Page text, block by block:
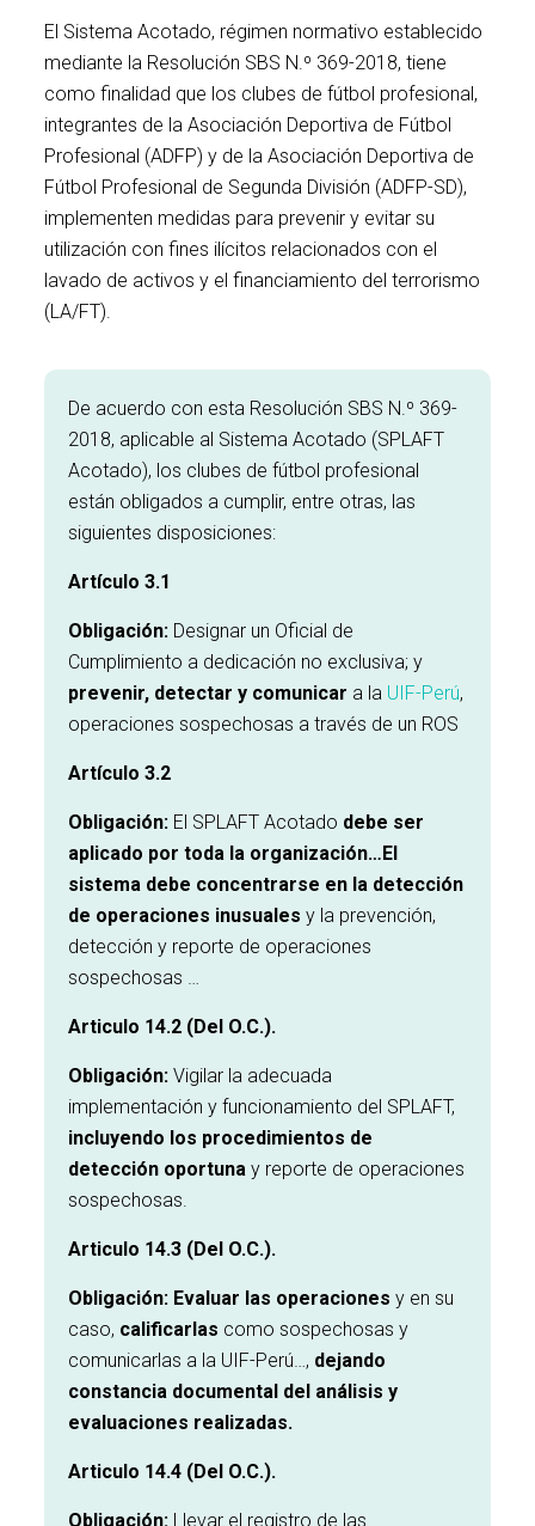
El Sistema Acotado, régimen normativo establecido
mediante la Resolución SBS N.º 369-2018, tiene
como finalidad que los clubes de fútbol profesional,
integrantes de la Asociación Deportiva de Fútbol
Profesional (ADFP) y de la Asociación Deportiva de
Fútbol Profesional de Segunda División (ADFP-SD),
implementen medidas para prevenir y evitar su
utilización con fines ilícitos relacionados con el
lavado de activos y el financiamiento del terrorismo
(LA/FT).
De acuerdo con esta Resolución SBS N.º 369-
2018, aplicable al Sistema Acotado (SPLAFT
Acotado), los clubes de fútbol profesional
están obligados a cumplir, entre otras, las
siguientes disposiciones:
Artículo 3.1
Obligación: Designar un Oficial de
Cumplimiento a dedicación no exclusiva; y
prevenir, detectar y comunicar a la UIF-Perú,
operaciones sospechosas a través de un ROS
Artículo 3.2
Obligación:El SPLAFT Acotado debe ser
aplicado por toda la organización…El
sistema debe concentrarse en la detección
de operaciones inusuales y la prevención,
detección y reporte de operaciones
sospechosas …
Articulo 14.2 (Del O.C.).
Obligación: Vigilar la adecuada
implementación y funcionamiento del SPLAFT,
incluyendo los procedimientos de
detección oportuna y reporte de operaciones
sospechosas.
Articulo 14.3 (Del O.C.).
Obligación: Evaluar las operaciones y en su
caso, calificarlas como sospechosas y
comunicarlas a la UIF-Perú…, dejando
constancia documental del análisis y
evaluaciones realizadas.
Articulo 14.4 (Del O.C.).
Obligación: Llevar el registro de las